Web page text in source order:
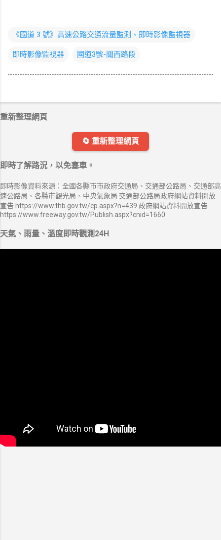
《國道 3 號》高速公路交通流量監測、即時影像監視器
即時影像監視器 國道3號-關西路段
重新整理網頁
🔄 重新整理網頁
即時了解路況，以免塞車。
即時影像資料來源：全國各縣市市政府交通局、交通部公路局、交通部高
速公路局、各縣市觀光局、中央氣象局 交通部公路局政府網站資料開放
宣告 https://www.thb.gov.tw/cp.aspx?n=439 政府網站資料開放宣告
https://www.freeway.gov.tw/Publish.aspx?cnid=1660
天氣、雨量、溫度即時觀測24H